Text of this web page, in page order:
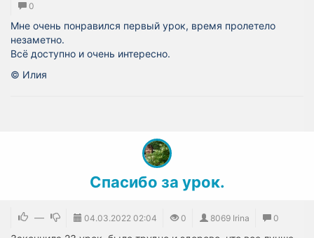
0
Мне очень понравился первый урок, время пролетело
незаметно.
Всё доступно и очень интересно.
© Илия
Спасибо за урок.
— 04.03.2022 02:04 0 8069 Irina 0